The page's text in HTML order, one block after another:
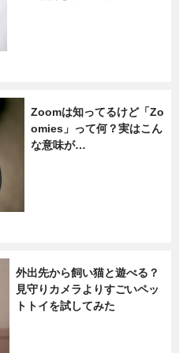
Zoomは知ってるけど「Zo
omies」って何？実はこん
な意味が…
外出先から飼い猫と遊べる？
見守りカメラよりすごいペッ
トトイを試してみた